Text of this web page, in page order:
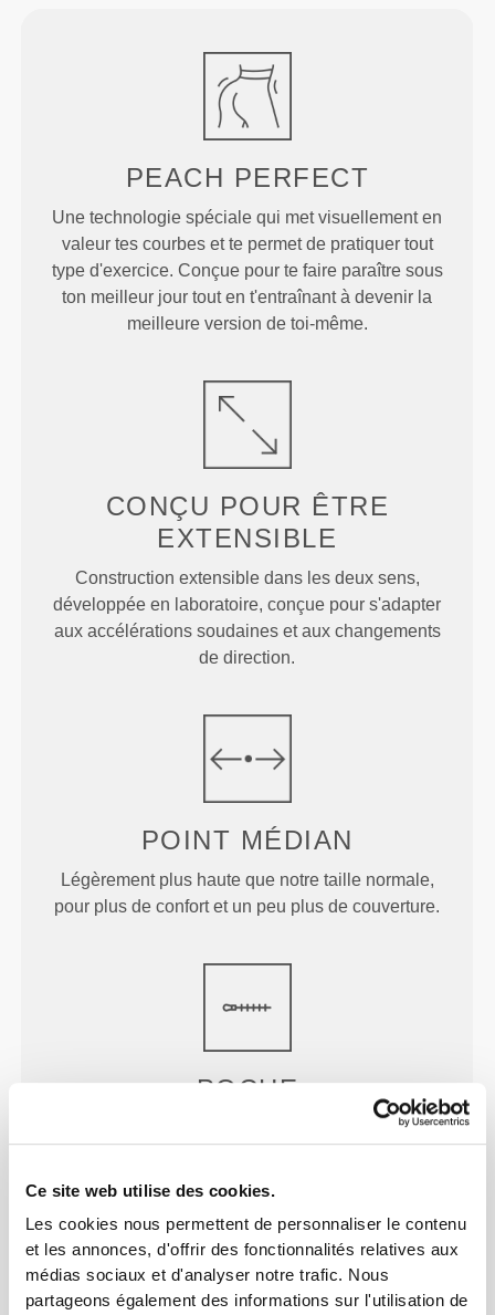
Ce site web utilise des cookies.
Les cookies nous permettent de personnaliser le contenu
et les annonces, d'offrir des fonctionnalités relatives aux
médias sociaux et d'analyser notre trafic. Nous
partageons également des informations sur l'utilisation de
PEACH PERFECT
Une technologie spéciale qui met visuellement en
valeur tes courbes et te permet de pratiquer tout
type d'exercice. Conçue pour te faire paraître sous
ton meilleur jour tout en t'entraînant à devenir la
meilleure version de toi-même.
CONÇU POUR ÊTRE
EXTENSIBLE
Construction extensible dans les deux sens,
développée en laboratoire, conçue pour s'adapter
aux accélérations soudaines et aux changements
de direction.
POINT MÉDIAN
Légèrement plus haute que notre taille normale,
pour plus de confort et un peu plus de couverture.
POCHE
Poche élégante et discrète pour transporter
pied ou pour aller faire quelques achats.